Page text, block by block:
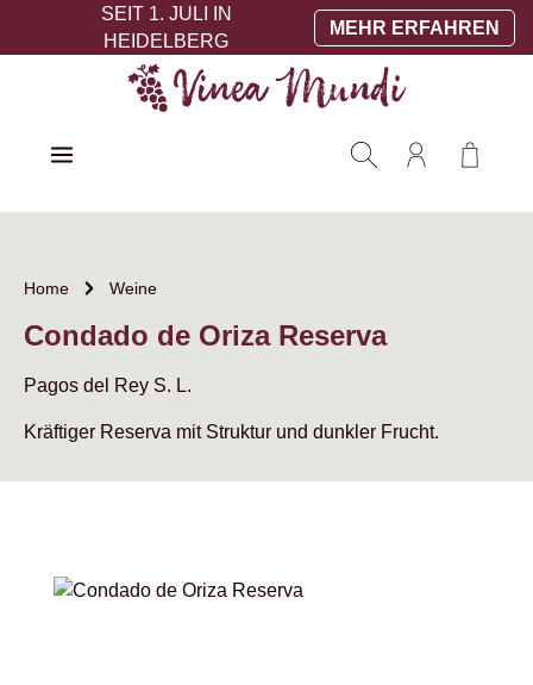
Zum Hauptinhalt springen
SEIT 1. JULI IN
HEIDELBERG
MEHR ERFAHREN
Home Weine
Condado de Oriza Reserva
Pagos del Rey S. L.
Kräftiger Reserva mit Struktur und dunkler Frucht.
Bildergalerie überspringen